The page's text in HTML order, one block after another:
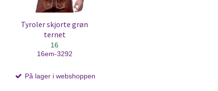
Tyroler skjorte grøn
ternet
16
16em-3292
På lager i webshoppen